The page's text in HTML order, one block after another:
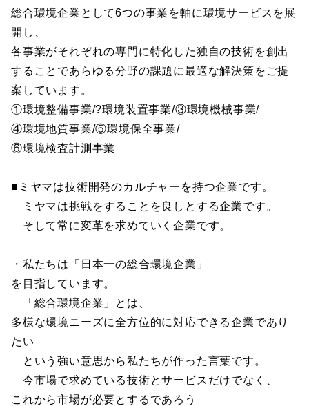
総合環境企業として6つの事業を軸に環境サービスを展
開し、
各事業がそれぞれの専門に特化した独自の技術を創出
することであらゆる分野の課題に最適な解決策をご提
案しています。
①環境整備事業/?環境装置事業/③環境機械事業/
④環境地質事業/⑤環境保全事業/
⑥環境検査計測事業
■ミヤマは技術開発のカルチャーを持つ企業です。
ミヤマは挑戦をすることを良しとする企業です。
そして常に変革を求めていく企業です。
・私たちは「日本一の総合環境企業」
を目指しています。
「総合環境企業」とは、
多様な環境ニーズに全方位的に対応できる企業であり
たい
という強い意思から私たちが作った言葉です。
今市場で求めている技術とサービスだけでなく、
これから市場が必要とするであろう